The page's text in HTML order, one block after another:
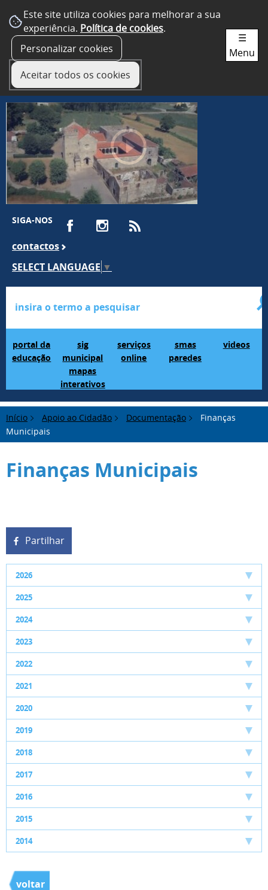
Este site utiliza cookies para melhorar a sua
experiência. Política de cookies.
Personalizar cookies
Aceitar todos os cookies
SIGA-NOS
contactos
SELECT LANGUAGE ▼
portal da
educação
sig
municipal
mapas
interativos
serviços
online
smas
paredes
videos
☰
Menu
Início Apoio ao Cidadão Documentação
Finanças
Municipais
Finanças Municipais
Partilhar
2026
2025
2024
2023
2022
2021
2020
2019
2018
2017
2016
2015
2014
voltar